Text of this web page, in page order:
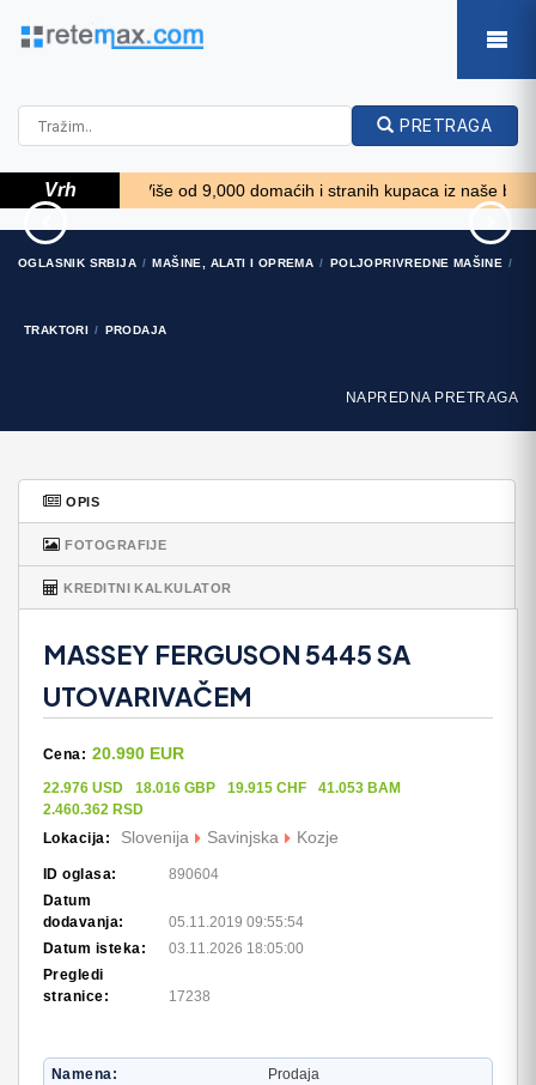
PRETRAGA
Vrh Više od 9,000 domaćih i stranih kupaca iz naše baze
Prikollica DAV za prjevoz
vozila
840 EUR
OGLASNIK SRBIJA MAŠINE, ALATI I OPREMA POLJOPRIVREDNE MAŠINE
TRAKTORI PRODAJA
NAPREDNA PRETRAGA
OPIS
FOTOGRAFIJE
KREDITNI KALKULATOR
MASSEY FERGUSON 5445 SA
UTOVARIVAČEM
Cena: 20.990 EUR
22.976 USD 18.016 GBP 19.915 CHF
41.053 BAM
2.460.362 RSD
Lokacija:
Slovenija Savinjska Kozje
ID oglasa:
890604
Datum
dodavanja:
05.11.2019 09:55:54
Datum isteka:
03.11.2026 18:05:00
Pregledi
stranice:
17238
Namena
Prodaja